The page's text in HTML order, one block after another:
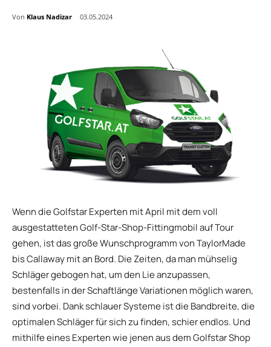
Von Klaus Nadizar 03.05.2024
Wenn die Golfstar Experten mit April mit dem voll
ausgestatteten Golf-Star-Shop-Fittingmobil auf Tour
gehen, ist das große Wunschprogramm von TaylorMade
bis Callaway mit an Bord. Die Zeiten, da man mühselig
Schläger gebogen hat, um den Lie anzupassen,
bestenfalls in der Schaftlänge Variationen möglich waren,
sind vorbei. Dank schlauer Systeme ist die Bandbreite, die
optimalen Schläger für sich zu finden, schier endlos. Und
mithilfe eines Experten wie jenen aus dem Golfstar Shop